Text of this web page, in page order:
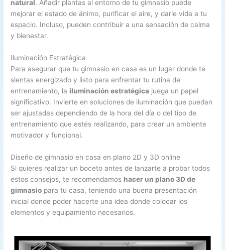
natural . Añadir plantas al entorno de tu gimnasio puede
mejorar el estado de ánimo, purificar el aire, y darle vida a tu
espacio. Incluso, pueden contribuir a una sensación de calma
y bienestar.
Iluminación Estratégica
Para asegurar que tu gimnasio en casa es un lugar donde te
sientas energizado y listo para enfrentar tu rutina de
entrenamiento, la iluminación estratégica juega un papel
significativo. Invierte en soluciones de iluminación que puedan
ser ajustadas dependiendo de la hora del día o del tipo de
entrenamiento que estés realizando, para crear un ambiente
motivador y funcional.
Diseño de gimnasio en casa en plano 2D y 3D online
Si quieres realizar un boceto antes de lanzarte a probar todos
estos consejos, te recomendamos hacer un plano 3D de
gimnasio para tu casa, teniendo una buena presentación
inicial donde poder hacerte una idea donde colocar los
elementos y equipamiento necesarios.